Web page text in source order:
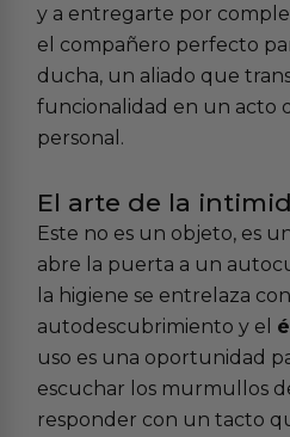
y a entregarte por
el compañero perfecto
ducha, un aliado que
funcionalidad en un acto
personal.
El arte de la
Este no es un objeto, es
abre la puerta a un
la higiene se entrelaza con
autodescubrimiento y el
uso es una oportunidad
escuchar los murmullos
responder con un tacto